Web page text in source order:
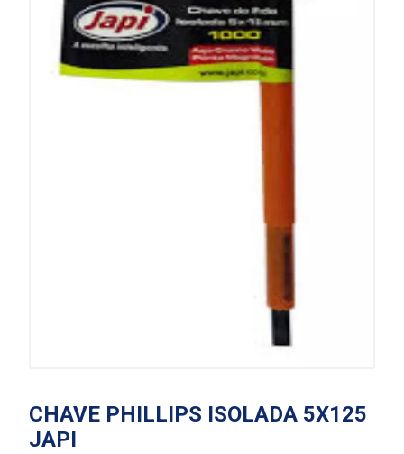
CHAVE PHILLIPS ISOLADA 5X125
JAPI